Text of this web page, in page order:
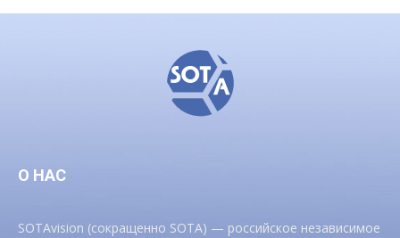
О НАС
SOTAvision (сокращенно SOTA) — российское независимое